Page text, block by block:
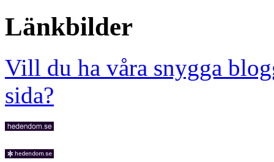
Länkbilder
Vill du ha våra snygga
sida?